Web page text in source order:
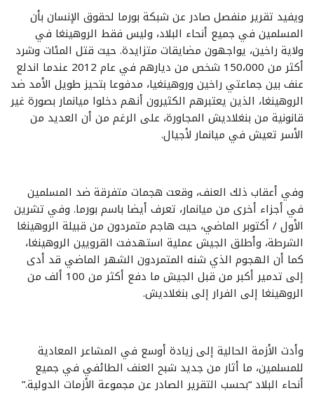
ويفيد تقرير منفصل صادر عن شبكة بورما لحقوق الإنسان بأن
المسلمين في جميع أنحاء البلاد، وليس فقط الروهينغا في
ولاية راخين، يواجهون مضايقات متزايدة. حيث قتل المئات وشرد
أكثر من 150،000 شخص من ديارهم في عام 2012 عندما اندلع
عنف بين جماعتي راخين وروهينغيا، مدفوعا بتحيز طويل الأمد ضد
الروهينغا، الذين يعتبرهم الكثيرون أنهم دخلوا ميانمار بصورة غير
قانونية من بنغلاديش المجاورة، على الرغم من أن العديد من
الأسر تعيش في ميانمار لأجيال.
وفي أعقاب ذلك العنف، وقعت هجمات متفرقة ضد المسلمين
في أجزاء أخرى من ميانمار، تعرف أيضا باسم بورما. وفي تشرين
الأول / أكتوبر الماضي، حيث هاجم متمردون من قبيلة الروهينغا
الشرطة، وأطلق الجيش عملية استهدفت القرويين الروهينغا،
كما أن الهجوم الذي شنه المتمردون الشهر الماضي قد أدى
إلى تدمير أكبر من قبل الجيش ما دفع أكثر من 100 ألف من
الروهينغا إلى الفرار إلى بنغلاديش.
وأدت الأزمة الحالية إلى زيادة أوسع في المشاعر المعادية
للمسلمين، ما أثار من جديد شبح العنف الطائفي في جميع
أنحاء البلاد “بحسب التقرير الصادر عن مجموعة الأزمات الدولية.”